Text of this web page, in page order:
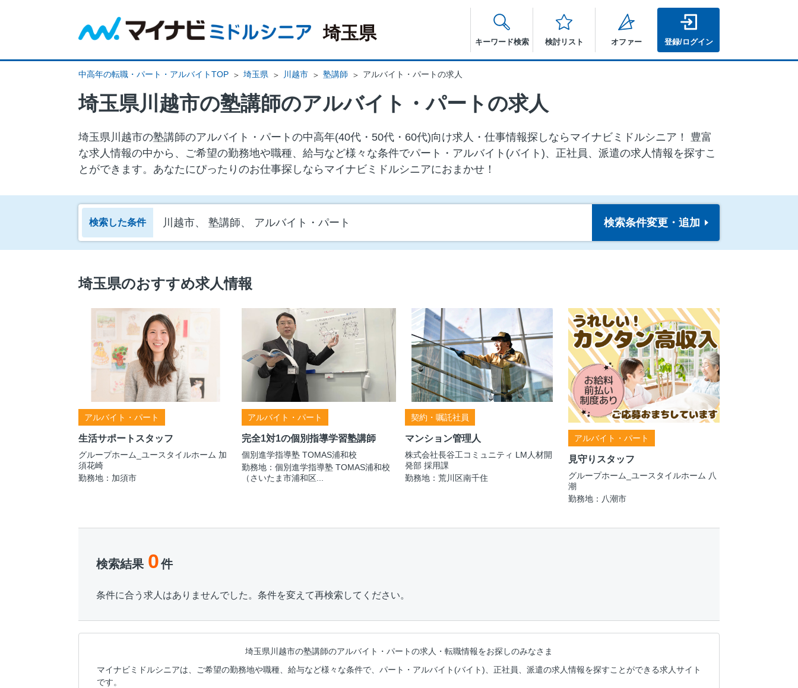
埼玉県 キーワード検索 検討リスト オファー 登録/ログイン
中高年の転職・パート・アルバイトTOP 埼玉県 川越市 塾講師 アルバイト・パートの求人
埼玉県川越市の塾講師のアルバイト・パートの求人
埼玉県川越市の塾講師のアルバイト・パートの中⾼年(40代・50代・60代)向け求⼈・仕事情報探しならマイナビミドルシニア！ 豊富
な求人情報の中から、ご希望の勤務地や職種、給与など様々な条件でパート・アルバイト(バイト)、正社員、派遣の求人情報を探すこ
とができます。あなたにぴったりのお仕事探しならマイナビミドルシニアにおまかせ！
検索した条件 川越市、 塾講師、 アルバイト・パート 検索条件変更・追加
埼玉県のおすすめ求人情報
アルバイト・パート
生活サポートスタッフ
グループホーム_ユースタイルホーム 加
須花崎
勤務地：加須市
アルバイト・パート
完全1対1の個別指導学習塾講師
個別進学指導塾 TOMAS浦和校
勤務地：個別進学指導塾 TOMAS浦和校
（さいたま市浦和区...
契約・嘱託社員
マンション管理人
株式会社長谷工コミュニティ LM人材開
発部 採用課
勤務地：荒川区南千住
アルバイト・パート
見守りスタッフ
グループホーム_ユースタイルホーム 八
潮
勤務地：八潮市
検索結果 0件
条件に合う求人はありませんでした。条件を変えて再検索してください。
埼玉県川越市の塾講師のアルバイト・パートの求人・転職情報をお探しのみなさま
マイナビミドルシニアは、ご希望の勤務地や職種、給与など様々な条件で、パート・アルバイト(バイト)、正社員、派遣の求人情報を探すことができる求人サイト
です。